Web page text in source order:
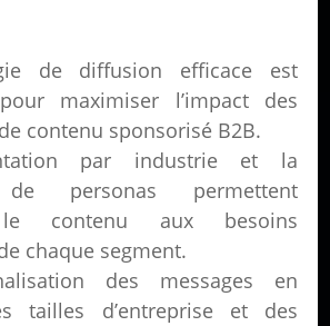
de diffusion efficace est
maximiser l’impact des
contenu sponsorisé B2B.
par industrie et la
personas permettent
le contenu aux besoins
chaque segment.
des messages en
tailles d’entreprise et des